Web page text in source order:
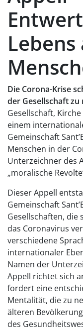
Die Corona-Krise
der Gesellschaft
Gesellschaft,
einem
Gemeinschaft
Menschen in der
Unterzeichner des
„moralische
Dieser Appell
Gemeinschaft
Gesellschaften, die
das Coronavirus
verschiedene
internationaler
Namen der
Appell richtet sich
fordert eine
Mentalität, die zu
älteren
des